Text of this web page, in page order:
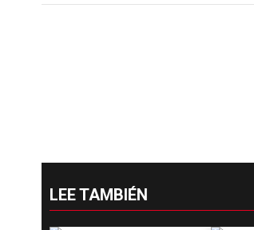
LEE TAMBIÉN